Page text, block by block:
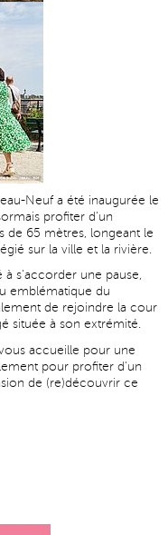
Neuf a été inaugurée le
profiter d'un
de 65 mètres, longeant le
sur la ville et la rivière.
à s'accorder une pause,
emblématique du
de rejoindre la cour
située à son extrémité.
accueille pour une
pour profiter d'un
de (re)découvrir ce